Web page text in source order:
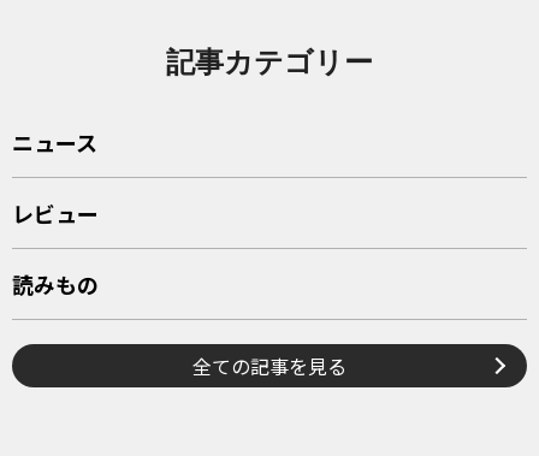
記事カテゴリー
ニュース
レビュー
読みもの
全ての記事を見る